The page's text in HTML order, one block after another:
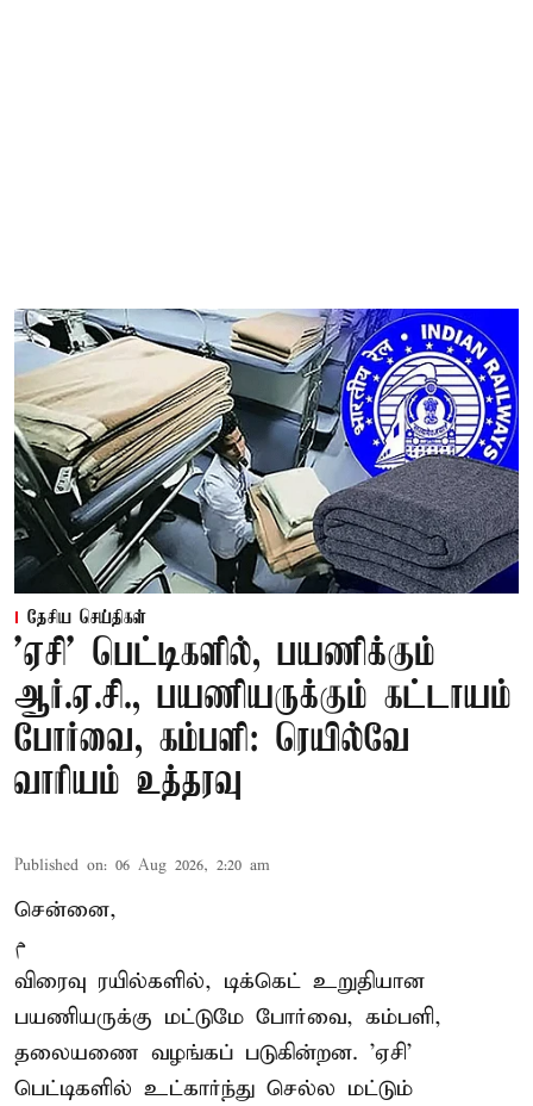
தேசிய செய்திகள்
'ஏசி' பெட்டிகளில், பயணிக்கும்
ஆர்.ஏ.சி., பயணியருக்கும் கட்டாயம்
போர்வை, கம்பளி: ரெயில்வே
வாரியம் உத்தரவு
Published on: 06 Aug 2026, 2:20 am
சென்னை,
م
விரைவு ரயில்களில், டிக்கெட் உறுதியான
பயணியருக்கு மட்டுமே போர்வை, கம்பளி,
தலையணை வழங்கப் படுகின்றன. 'ஏசி'
பெட்டிகளில் உட்கார்ந்து செல்ல மட்டும்